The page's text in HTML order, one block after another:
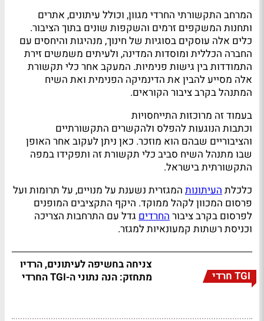
המרחב התקשורתי החרדי מגוון, וכולל עיתונים, אתרים
ותחנות המשקפים זרמים והשקפות שונים בתוך הציבור.
כלים אלה עוסקים בסוגיות של חינוך, מנהיגות והיחסים עם
החברה הכללית ומוסדות המדינה, ולעיתים משמשים זירת
התמודדות בין גישות פנימיות. המעקב אחר כלי תקשורת
אלה מסייע להבין את הדינמיקה הפנימית ואת השיח
המתנהל בקרב ציבור הקוראים.
בעמוד זה מרוכזות התייחסויות
וכתבות הנוגעות להפלס ולהקשרים התקשורתיים
והציבוריים שבהם הוא מוזכר. כאן ניתן לעקוב אחר האופן
שבו מתנהל השיח סביב כלי תקשורת זה ותפקידו במפה
התקשורתית בישראל.
כלכלתהעיתונות המגזרית נשענת על מנויים, על תרומות ועל
פרסום המכוון לקהל ממוקד. היקף התקציבים המופנים
לפרסום בקרב ציבורהחרדים גדל עם התרחבות הצריכה
וכניסת רשתות קמעונאיות למגזר.
TGI חרדי
צניחה בחשיפה לעיתונים, הרדיו
מתחזק: הנה נתוני ה-TGI החרדי